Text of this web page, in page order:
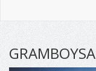
GRAMBOYSA